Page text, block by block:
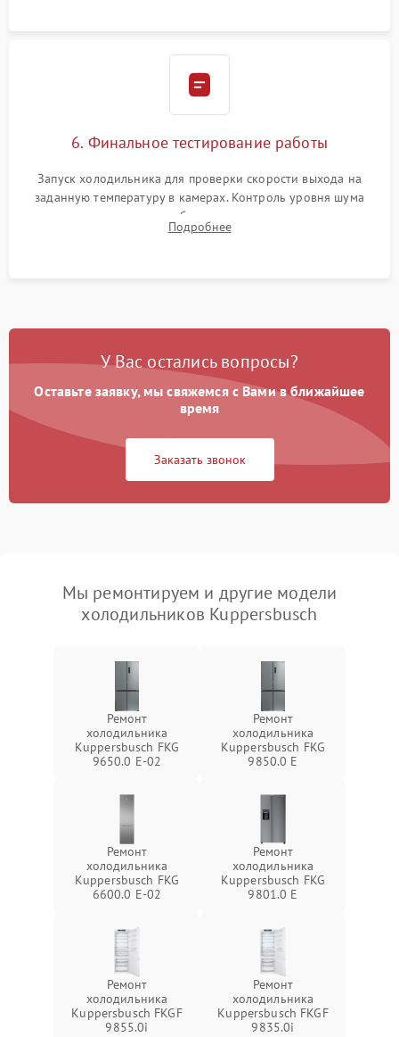
6. Финальное тестирование работы
Запуск холодильника для проверки скорости выхода на
заданную температуру в камерах. Контроль уровня шума
компрессора, отсутствия обмерзания стенок и корректного
срабатывания системы автоматической оттайки.
Подробнее
У Вас остались вопросы?
Оставьте заявку, мы свяжемся с Вами в ближайшее
время
Заказать звонок
Мы ремонтируем и другие модели
холодильников Kuppersbusch
Ремонт
холодильника
Kuppersbusch FKG
9650.0 E-02
Ремонт
холодильника
Kuppersbusch FKG
9850.0 E
Ремонт
холодильника
Kuppersbusch FKG
6600.0 E-02
Ремонт
холодильника
Kuppersbusch FKG
9801.0 E
Ремонт
холодильника
Kuppersbusch FKGF
9855.0i
Ремонт
холодильника
Kuppersbusch FKGF
9835.0i